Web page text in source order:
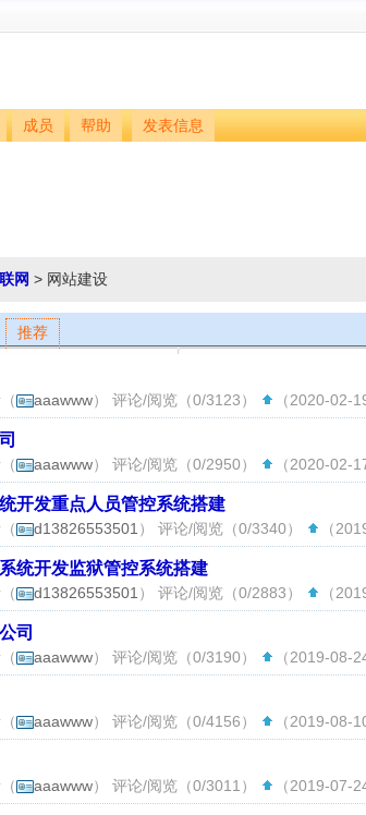
成员 帮助 发表信息
网 > 网站建设
推荐
aaawww） 评论/阅览（0/3123） （2020-02-
aaawww） 评论/阅览（0/2950） （2020-02-
开发重点人员管控系统搭建
d13826553501 ） 评论/阅览（0/3340） （
统开发监狱管控系统搭建
d13826553501 ） 评论/阅览（0/2883） （
司
aaawww） 评论/阅览（0/3190） （2019-08-
aaawww） 评论/阅览（0/4156） （2019-08-
aaawww） 评论/阅览（0/3011） （2019-07-